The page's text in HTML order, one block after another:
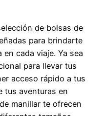
de bolsas de
para brindarte
cada viaje. Ya sea
para llevar tus
acceso rápido a tus
tus aventuras en
manillar te ofrecen